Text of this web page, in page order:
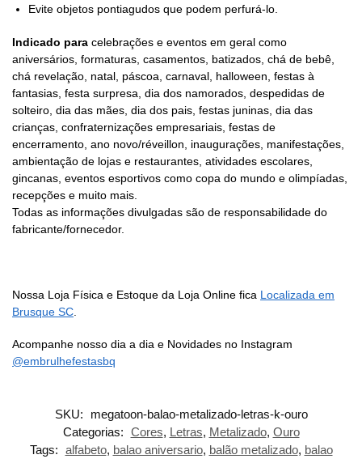
Evite objetos pontiagudos que podem perfurá-lo.
Indicado para celebrações e eventos em geral como
aniversários, formaturas, casamentos, batizados, chá de bebê,
chá revelação, natal, páscoa, carnaval, halloween, festas à
fantasias, festa surpresa, dia dos namorados, despedidas de
solteiro, dia das mães, dia dos pais, festas juninas, dia das
crianças, confraternizações empresariais, festas de
encerramento, ano novo/réveillon, inaugurações, manifestações,
ambientação de lojas e restaurantes, atividades escolares,
gincanas, eventos esportivos como copa do mundo e olimpíadas,
recepções e muito mais.
Todas as informações divulgadas são de responsabilidade do
fabricante/fornecedor.
Nossa Loja Física e Estoque da Loja Online fica Localizada em
Brusque SC
Acompanhe nosso dia a dia e Novidades no Instagram
@embrulhefestasbq
SKU:
megatoon-balao-metalizado-letras-k-ouro
Categorias: Cores, Letras, Metalizado, Ouro
Tags: alfabeto, balao aniversario, balão metalizado, balao